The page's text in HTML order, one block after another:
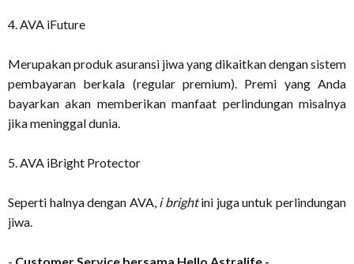
4. AVA iFuture
Merupakan produk asuransi jiwa yang dikaitkan dengan sistem
pembayaran berkala (regular premium). Premi yang Anda
bayarkan akan memberikan manfaat perlindungan misalnya
jika meninggal dunia.
5. AVA iBright Protector
Seperti halnya dengan AVA, i brightini juga untuk perlindungan
jiwa.